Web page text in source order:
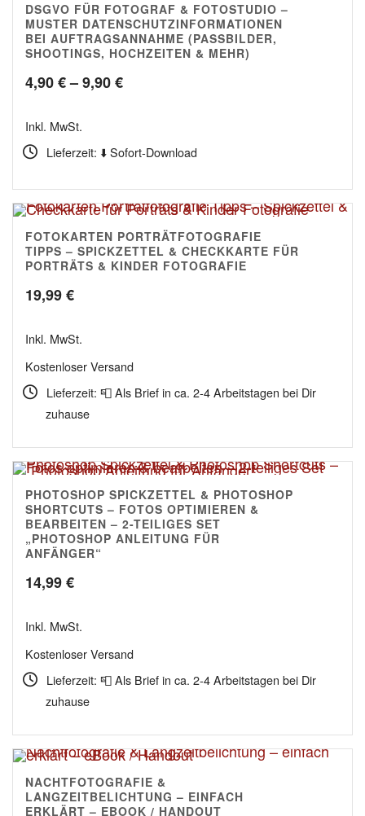
5.00
DSGVO FÜR FOTOGRAF & FOTOSTUDIO –
MUSTER DATENSCHUTZINFORMATIONEN
BEI AUFTRAGSANNAHME (PASSBILDER,
SHOOTINGS, HOCHZEITEN & MEHR)
4,90€–9,90€Preisspanne:
9,90 €
Inkl. MwSt.
Lieferzeit: ⬇️ Sofort-Download
4.95
FOTOKARTEN PORTRÄTFOTOGRAFIE
TIPPS – SPICKZETTEL & CHECKKARTE FÜR
PORTRÄTS & KINDER FOTOGRAFIE
19,99€
Inkl. MwSt.
Kostenloser Versand
Lieferzeit: 📮 Als Brief in ca. 2-4 Arbeitstagen bei Dir
zuhause
4.94
PHOTOSHOP SPICKZETTEL & PHOTOSHOP
SHORTCUTS – FOTOS OPTIMIEREN &
BEARBEITEN – 2-TEILIGES SET
„PHOTOSHOP ANLEITUNG FÜR
ANFÄNGER“
14,99€
Inkl. MwSt.
Kostenloser Versand
Lieferzeit: 📮 Als Brief in ca. 2-4 Arbeitstagen bei Dir
zuhause
4.80
NACHTFOTOGRAFIE &
LANGZEITBELICHTUNG – EINFACH
ERKLÄRT – EBOOK / HANDOUT